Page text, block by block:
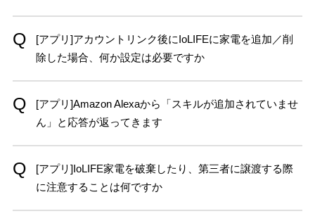
[アプリ]アカウントリンク後にIoLIFEに家電を追加／削
除した場合、何か設定は必要ですか
[アプリ]Amazon Alexaから「スキルが追加されていませ
ん」と応答が返ってきます
[アプリ]IoLIFE家電を破棄したり、第三者に譲渡する際
に注意することは何ですか